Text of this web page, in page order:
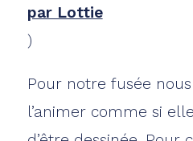
par Lottie
)
Pour notre fusée
l’animer comme si